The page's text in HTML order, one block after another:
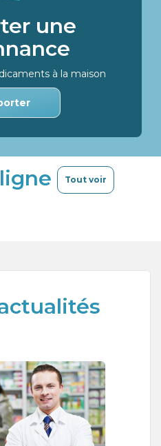
une
à la maison
Tout voir